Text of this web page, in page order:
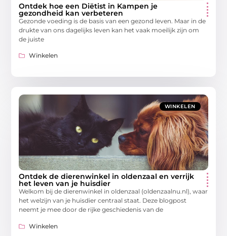
Ontdek hoe een Diëtist in Kampen je
gezondheid kan verbeteren
Gezonde voeding is de basis van een gezond leven. Maar in de
drukte van ons dagelijks leven kan het vaak moeilijk zijn om
de juiste
Winkelen
WINKELEN
Ontdek de dierenwinkel in oldenzaal en verrijk
het leven van je huisdier
Welkom bij de dierenwinkel in oldenzaal (oldenzaalnu.nl), waar
het welzijn van je huisdier centraal staat. Deze blogpost
neemt je mee door de rijke geschiedenis van de
Winkelen